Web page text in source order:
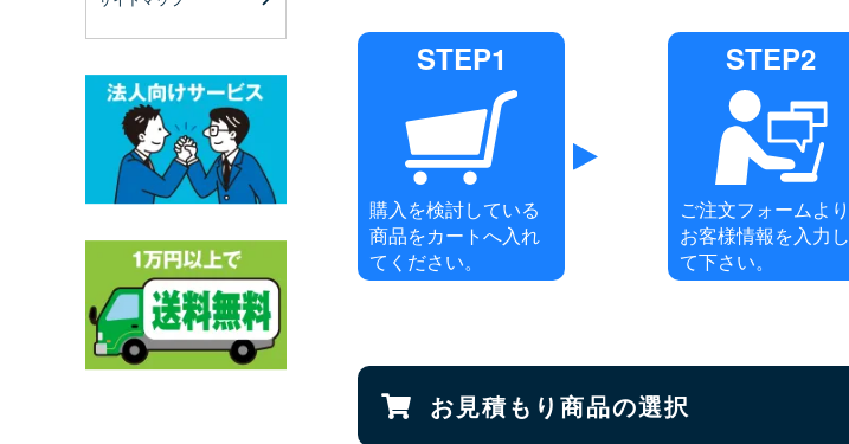
STEP1
購入を検討している
商品をカートへ入れ
てください。
STEP2
ご注文フォームより
お客様情報を入力し
て下さい。
お見積もり商品の選択